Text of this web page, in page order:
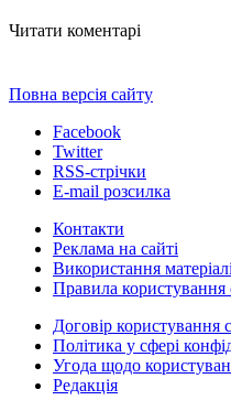
Читати коментарі
Повна версія сайту
Facebook
Twitter
RSS-стрічки
E-mail розсилка
Контакти
Реклама на сайті
Використання
Правила користування
Договір користування
Політика у сфері
Угода щодо
Редакція